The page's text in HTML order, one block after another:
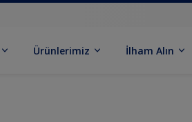
Ürünlerimiz İlham Alın